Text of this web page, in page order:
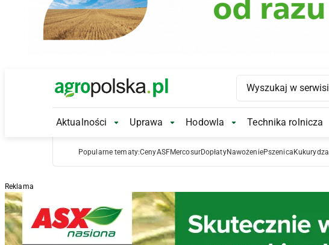
Main Logo
Aktualności Aktualności Submenu
Uprawa Uprawa Submenu
Hodowla Hodowla Submenu
Technika rolnicza
Popularne tematy:CenyASFMercosurDopłatyNawożeniePszenica Kukurydza
Reklama